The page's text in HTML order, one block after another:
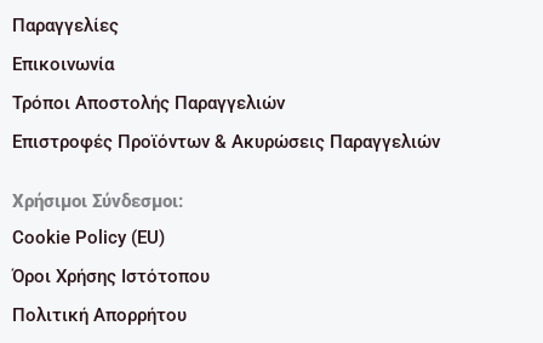
Παραγγελίες
Επικοινωνία
Τρόποι Αποστολής Παραγγελιών
Επιστροφές Προϊόντων & Ακυρώσεις Παραγγελιών
Χρήσιμοι Σύνδεσμοι:
Cookie Policy (EU)
Όροι Χρήσης Ιστότοπου
Πολιτική Απορρήτου